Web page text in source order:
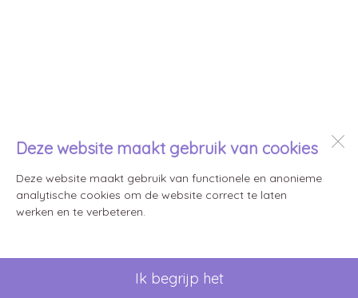
Deze website maakt gebruik van cookies
Deze website maakt gebruik van functionele en anonieme
analytische cookies om de website correct te laten
werken en te verbeteren.
Ik begrijp het